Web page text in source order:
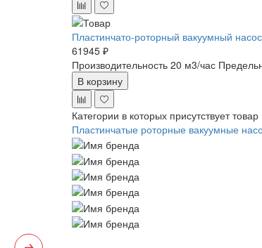
Пластинчато-роторный вакуумный
61945 ₽
Производительность 20 м3/час
В корзину
Категории в которых присутствует товар
Пластинчатые роторные вакуумные